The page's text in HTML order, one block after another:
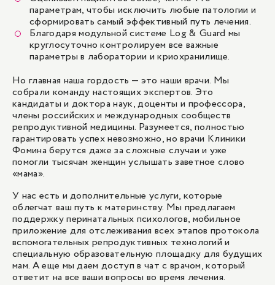
параметрам, чтобы исключить любые патологии и
сформировать самый эффективный путь лечения.
Благодаря модульной системе Log & Guard мы
круглосуточно контролируем все важные
параметры в лаборатории и криохранилище.
Но главная наша гордость — это наши врачи. Мы
собрали команду настоящих экспертов. Это
кандидаты и доктора наук, доценты и профессора,
члены российских и международных сообществ
репродуктивной медицины. Разумеется, полностью
гарантировать успех невозможно, но врачи Клиники
Фомина берутся даже за сложные случаи и уже
помогли тысячам женщин услышать заветное слово
«мама».
У нас есть и дополнительные услуги, которые
облегчат ваш путь к материнству. Мы предлагаем
поддержку перинатальных психологов, мобильное
приложение для отслеживания всех этапов протокола
вспомогательных репродуктивных технологий и
специальную образовательную площадку для будущих
мам. А еще мы даем доступ в чат с врачом, который
ответит на все ваши вопросы во время лечения.